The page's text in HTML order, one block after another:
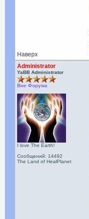
Наверх
Administrator
YaBB Administrator
Вне Форума
I love The Earth!
Сообщений: 14492
The Land of HealPlanet